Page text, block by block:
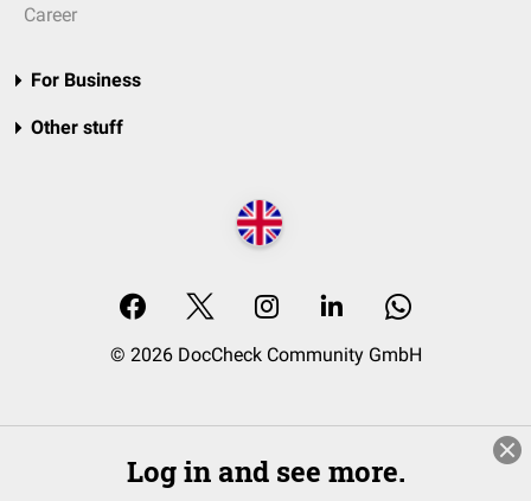
Career
For Business
Other stuff
© 2026 DocCheck Community GmbH
Log in and see more.